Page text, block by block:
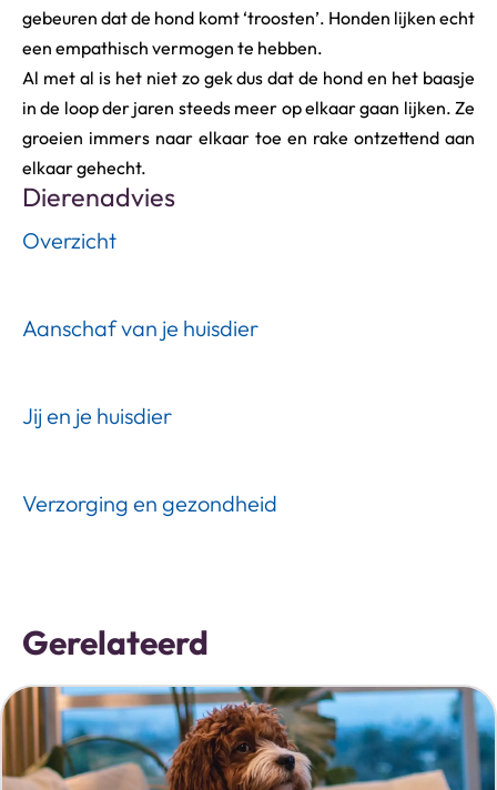
gebeuren dat de hond komt ‘troosten’. Honden lijken echt
een empathisch vermogen te hebben.
Al met al is het niet zo gek dus dat de hond en het baasje
in de loop der jaren steeds meer op elkaar gaan lijken. Ze
groeien immers naar elkaar toe en rake ontzettend aan
elkaar gehecht.
Dierenadvies
Overzicht
Aanschaf van je huisdier
Jij en je huisdier
Verzorging en gezondheid
Gerelateerd